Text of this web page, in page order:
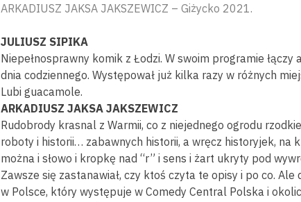
ARKADIUSZ JAKSA JAKSZEWICZ – Giżycko 2021.
JULIUSZ SIPIKA
Niepełnosprawny komik z Łodzi. W swoim programie
dnia codziennego. Występował już kilka razy w różnych
Lubi guacamole.
ARKADIUSZ JAKSA JAKSZEWICZ
Rudobrody krasnal z Warmii, co z niejednego ogrodu
roboty i historii… zabawnych historii, a wręcz historyjek, na
można i słowo i kropkę nad “r” i sens i żart ukryty pod
Zawsze się zastanawiał, czy ktoś czyta te opisy i po co.
w Polsce, który występuje w Comedy Central Polska i